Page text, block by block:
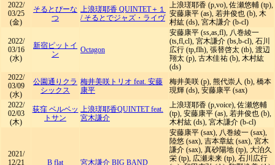
2022/
03/25
(金)
そるとぴーな
つ
上浪瑳耶香 QUINTET＋１
/ そるとでジャズ・ライヴ
上浪瑳耶香 (p,vo), 佐瀬悠輔 (tp),
安藤康平 (as), 若井俊也 (b), 木
村紘 (ds), 宮木謙介 (b-cl)
2022/
03/16
(水)
新宿ピットイ
ン
Octagon
安藤康平 (ss,as,fl), 八巻綾一
(ts,fl,cl), 宮木謙介 (bs,b-cl), 石川
広行 (tp,flh), 張替啓太 (tb), 渡辺
翔太 (p), 古木佳祐 (b), 木村紘
(ds)
2022/
03/09
(水)
公園通りクラ
シックス
梅井美咲トリオ feat. 安藤
康平
梅井美咲 (p), 熊代崇人 (b), 橋本
現輝 (ds), 安藤康平 (sax)
2022/
02/03
(木)
荻窪 ベルベッ
トサン
上浪瑳耶香QUINTET feat.
宮木謙介
上浪瑳耶香 (p,voice), 佐瀬悠輔
(tp), 安藤康平 (as), 若井俊也 (b),
木村紘 (ds), 宮木謙介 (b-cl)
2021/
12/21
B flat 宮木謙介 BIG BAND
安藤康平 (sax), 八巻綾一 (sax),
陸悠 (sax), 吉本章紘 (sax), 宮木
謙介 (sax), 真砂陽地 (tp), 大泊久
栄 (tp), 広瀬未来 (tp), 石川広行